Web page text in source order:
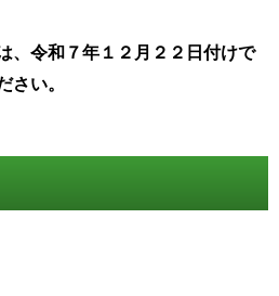
７年１２月２２日付けで
さい。